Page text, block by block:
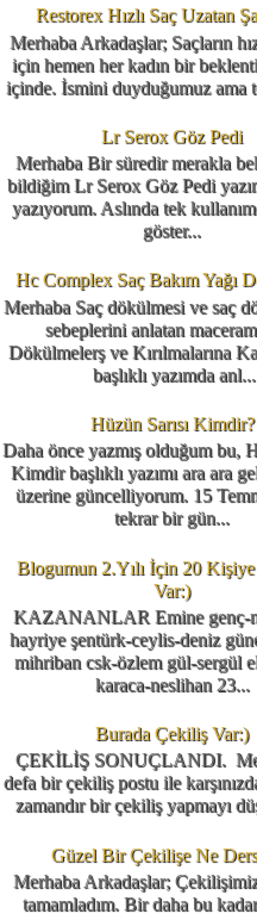
Restorex Hızlı Saç Uzatan
Merhaba Arkadaşlar; Saçların
için hemen her kadın bir
içinde. İsmini duyduğumuz ama
Lr Serox Göz Pedi
Merhaba Bir süredir merakla
bildiğim Lr Serox Göz Pedi
yazıyorum. Aslında tek
göster...
Hc Complex Saç Bakım Yağı
Merhaba Saç dökülmesi ve saç
sebeplerini anlatan
Dökülmelerş ve Kırılmalarına
başlıklı yazımda anl...
Hüzün Sarısı Kimdir?
Daha önce yazmış olduğum bu,
Kimdir başlıklı yazımı ara ara
üzerine güncelliyorum. 15
tekrar bir gün...
Blogumun 2.Yılı İçin 20
Var:)
KAZANANLAR Emine genç-
hayriye şentürk-ceylis-deniz
mihriban csk-özlem gül-sergül
karaca-neslihan 23...
Burada Çekiliş Var:)
ÇEKİLİŞ SONUÇLANDI.
defa bir çekiliş postu ile
zamandır bir çekiliş yapmayı
Güzel Bir Çekilişe Ne
Merhaba Arkadaşlar;
tamamladım. Bir daha bu